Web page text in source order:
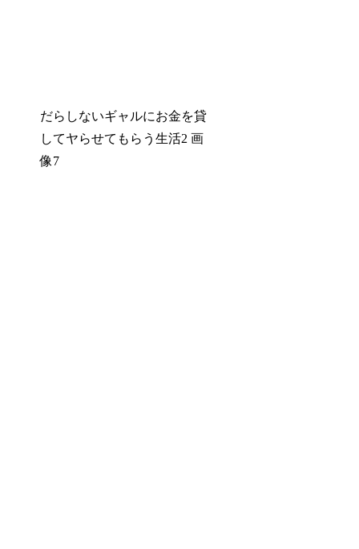
だらしないギャルにお金を貸
してヤらせてもらう生活2 画
像7